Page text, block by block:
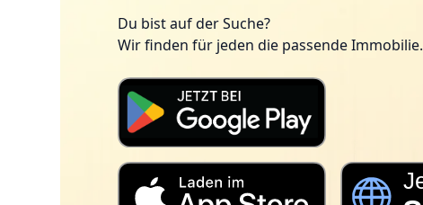
Du bist auf der Suche?
Wir finden für jeden die passende Immobilie.